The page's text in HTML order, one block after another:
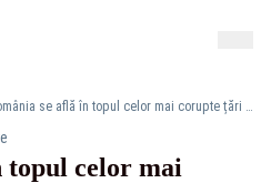
România se află în topul celor mai corupte țări din UE
topul celor mai